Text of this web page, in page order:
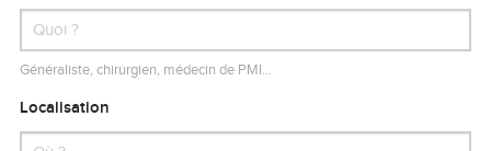
Généraliste, chirurgien, médecin de PMI…
Localisation